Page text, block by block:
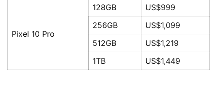
Pixel 10 Pro
128GB
US$999
256GB
US$1,099
512GB
US$1,219
1TB
US$1,449